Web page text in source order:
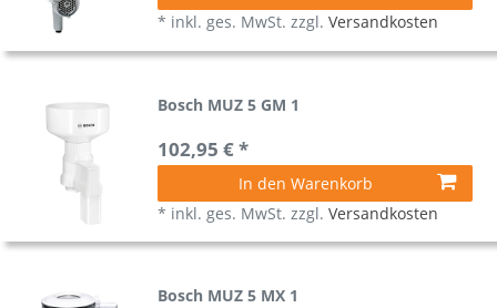
* inkl. ges. MwSt. zzgl.Versandkosten
Bosch MUZ 5 GM 1
102,95 € *
In den Warenkorb
* inkl. ges. MwSt. zzgl.Versandkosten
Bosch MUZ 5 MX 1